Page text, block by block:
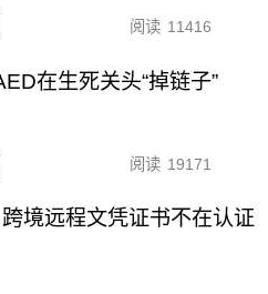
阅读 11416
在生死关头“掉链子”
阅读 19171
境远程文凭证书不在认证